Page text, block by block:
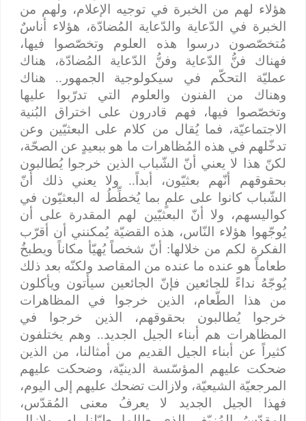
هؤلاء لهم من الخبرة في توجيه الإعلام، ولهم من
الخبرة في الدّعاية والدّعاية المُضادّة، هؤلاء أناسٌ
مُتخصّصون درسوا هذه العلوم وتخصّصوا فيها،
فهناك فنُّ الدّعاية وفنُّ الدّعاية المُضادّة، هناك
عمليّة التحكّم في سيكولوجية الجمهور.. هناك
وهناك من الفنون والعلوم التي تدرّبوا عليها
وتخصّصوا فيها، فهم قادرون على اختراق البُنية
الاجتماعيّة، فما يُقال من كلام على البعثيّين وعن
تدخّلهم في هذه المُظاهرات ما هو ببعيدٍ عن الصحّة،
لكنّ هذا لا يعني أنّ الشّباب الذين خرجوا يُطالبون
بحقوقهم أنّهم بعثيّون، أبداً.. ولا يعني ذلك أنّ
الشّباب كانوا على علمٍ بما يُخطِّطُ له البعثيّون في
كواليسهم، ولا أنّ البعثيّين لهم المقدرة على أن
يُوجّهوا هؤلاء النّاس، هذه القضيّة يُمكنني أن أقرّب
الفكرة لكم من خلالها: أنّ شخصاً يُهيّأ مكاناً ويطبخُ
طعاماً هو عنده ما عنده من المقاصد ولكنّه بعد ذلك
يُوجّهُ نداءً للجائعين فإنّ الجائعين سيأتون ويأكلون
من هذا الطّعام، الذين خرجوا في المظاهرات
خرجوا يُطالبون بحقوقهم، الذين خرجوا في
المظاهرات هم أبناء الجيل الجديد.. وهم يختلفون
كثيراً عن أبناء الجيل القديم من أمثالنا، من الذين
ضحكت عليهم المؤسّسة الدينيّة، وضحكت عليهم
المرجعيّة الشيعيّة، ولازالت تضحك عليهم إلى اليوم،
فهذا الجيل الجديد لا يعرفُ معنى المُقدّس،